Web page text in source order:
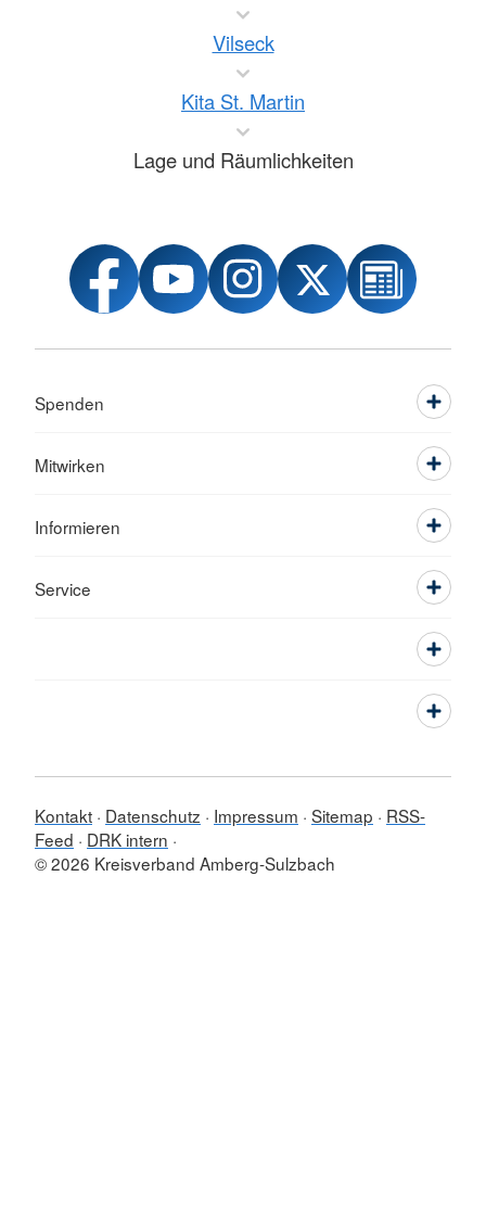
Vilseck
Kita St. Martin
Lage und Räumlichkeiten
Spenden
Mitwirken
Informieren
Service
Kontakt Datenschutz Impressum Sitemap
RSS-
Feed
DRK intern
© 2026 Kreisverband Amberg-Sulzbach